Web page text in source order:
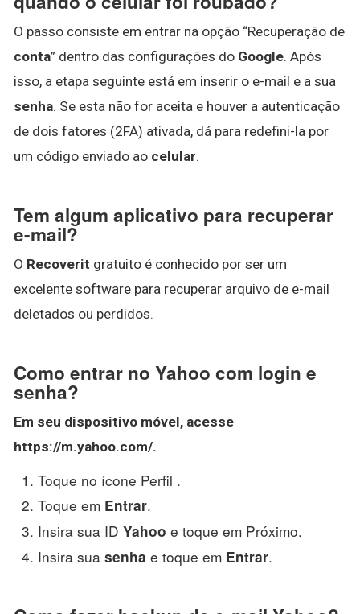
O passo consiste em entrar na opção “Recuperação de
conta” dentro das configurações do Google. Após
isso, a etapa seguinte está em inserir o e-mail e a sua
senha. Se esta não for aceita e houver a autenticação
de dois fatores (2FA) ativada, dá para redefini-la por
um código enviado ao celular.
Tem algum aplicativo para recuperar
e-mail?
O Recoverit gratuito é conhecido por ser um
excelente software para recuperar arquivo de e-mail
deletados ou perdidos.
Como entrar no Yahoo com login e
senha?
Em seu dispositivo móvel, acesse
https://m.yahoo.com/.
Toque no ícone Perfil .
Toque em Entrar.
Insira sua ID Yahoo e toque em Próximo.
Insira sua senha e toque em Entrar.